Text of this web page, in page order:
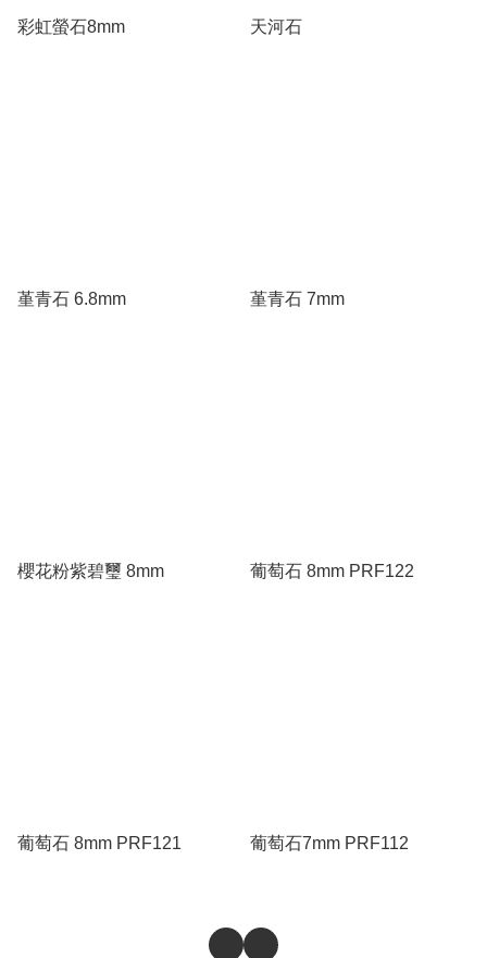
彩虹螢石8mm 天河石
堇青石 6.8mm 堇青石 7mm
櫻花粉紫碧璽 8mm 葡萄石 8mm PRF122
葡萄石 8mm PRF121 葡萄石7mm PRF112